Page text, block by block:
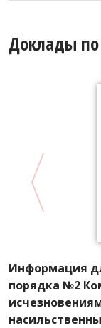
Доклады
Информация
порядка №2